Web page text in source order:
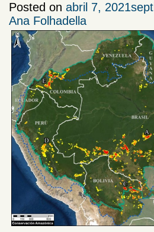
Posted on abril 7, 2021
Ana Folhadella